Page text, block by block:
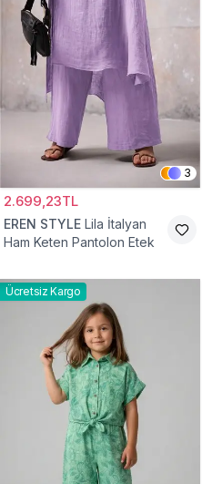
3
2.699,23TL
EREN STYLE Lila İtalyan
Ham Keten Pantolon Etek
Ücretsiz Kargo